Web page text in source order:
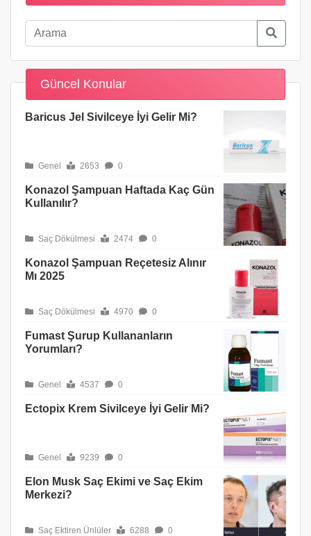
Güncel Konular
Baricus Jel Sivilceye İyi Gelir Mi?
Genel 2653 0
Konazol Şampuan Haftada Kaç Gün
Kullanılır?
Saç Dökülmesi 2474 0
Konazol Şampuan Reçetesiz Alınır
Mı 2025
Saç Dökülmesi 4970 0
Fumast Şurup Kullananların
Yorumları?
Genel 4537 0
Ectopix Krem Sivilceye İyi Gelir Mi?
Genel 9239 0
Elon Musk Saç Ekimi ve Saç Ekim
Merkezi?
Saç Ektiren Ünlüler 6288 0